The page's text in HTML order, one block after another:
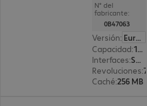
N° del
fabricante:
0B47063
Versión:
Europa
Capacidad: 12 TB
Interfaces: SATA 3.0 (6 Gbit/s) 8,9 cm (3,5")
Revoluciones:
Caché:256 MB